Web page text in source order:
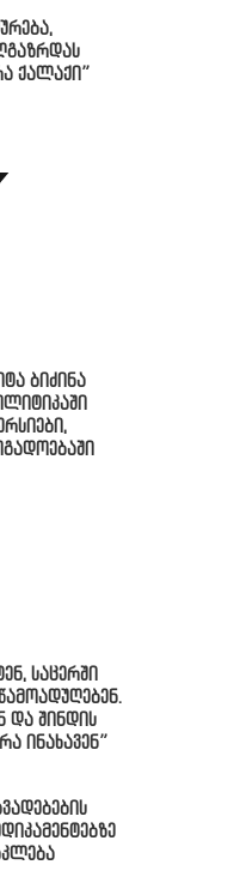
ქალაქი”
ბიძინა
საცერში
და შინდის
ინახავენ”